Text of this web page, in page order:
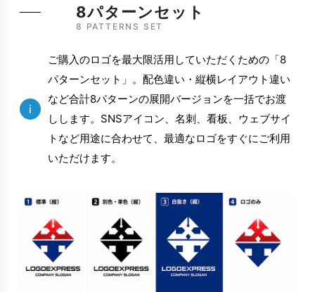
8パターンセット
8 PATTERNS SET
i
ご購入のロゴを最大限活用していただくための「8
パターンセット」。配色違い・縦横レイアウト違い
など合計8パターンの展開バージョンを一括でお渡
しします。SNSアイコン、名刺、看板、ウェブサイ
トなど用途に合わせて、最適なロゴをすぐにご利用
いただけます。